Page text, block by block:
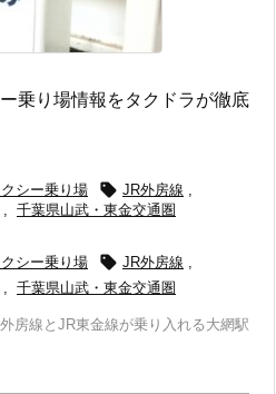
乗り場情報をタクドラが徹底
シー乗り場  JR外房線 ,
, 千葉県山武・東金交通圏
シー乗り場  JR外房線 ,
, 千葉県山武・東金交通圏
房線とJR東金線が乗り入れる大網駅